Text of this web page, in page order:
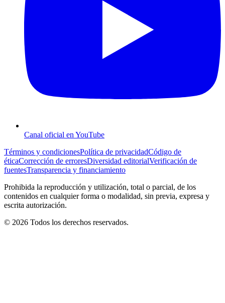
Canal oficial en YouTube
Términos y condicionesPolítica de privacidadCódigo de
éticaCorrección de erroresDiversidad editorialVerificación de
fuentesTransparencia y financiamiento
Prohibida la reproducción y utilización, total o parcial, de los
contenidos en cualquier forma o modalidad, sin previa, expresa y
escrita autorización.
© 2026 Todos los derechos reservados.